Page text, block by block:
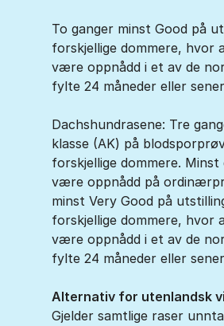
To ganger minst Good på
forskjellige dommere, hvor
være oppnådd i et av de
fylte 24 måneder eller
Dachshundrasene: Tre
klasse (AK) på
forskjellige dommere. Minst
være oppnådd på
minst Very Good på
forskjellige dommere, hvor
være oppnådd i et av de
fylte 24 måneder eller
Alternativ for utenlandsk
Gjelder samtlige raser